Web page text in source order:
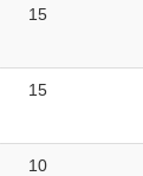
15
15
10